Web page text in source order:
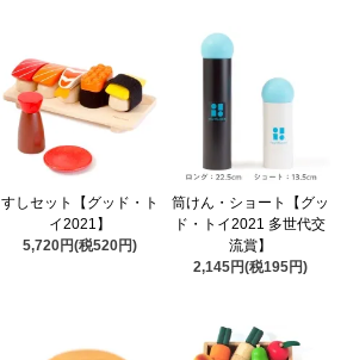
すしセット【グッド・ト
イ2021】
5,720円(税520円)
筒けん・ショート【グッ
ド・トイ2021 多世代交
流賞】
2,145円(税195円)